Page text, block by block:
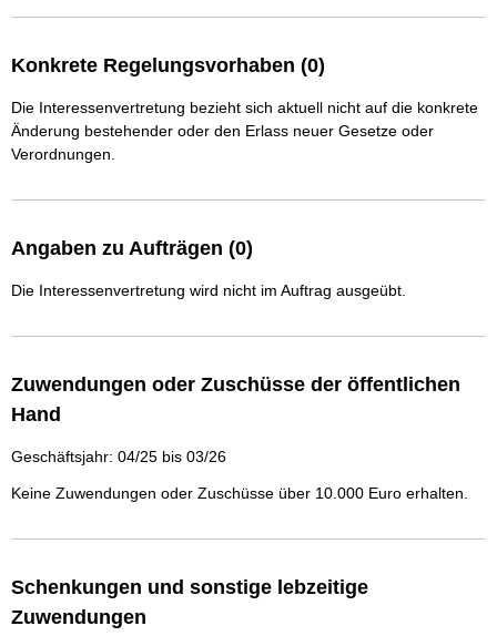
Konkrete Regelungsvorhaben (0)
Die Interessenvertretung bezieht sich aktuell nicht auf die konkrete
Änderung bestehender oder den Erlass neuer Gesetze oder
Verordnungen.
Angaben zu Aufträgen (0)
Die Interessenvertretung wird nicht im Auftrag ausgeübt.
Zuwendungen oder Zuschüsse der öffentlichen
Hand
Geschäftsjahr: 04/25 bis 03/26
Keine Zuwendungen oder Zuschüsse über 10.000 Euro erhalten.
Schenkungen und sonstige lebzeitige
Zuwendungen